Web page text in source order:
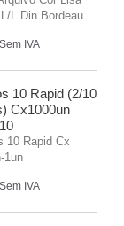
L Din Bordeau
Sem IVA
10 Rapid (2/10
Cx1000un
10 Rapid Cx
1un
Sem IVA